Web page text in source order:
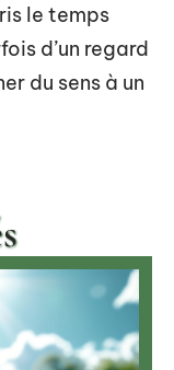
le temps
d’un regard
du sens à un